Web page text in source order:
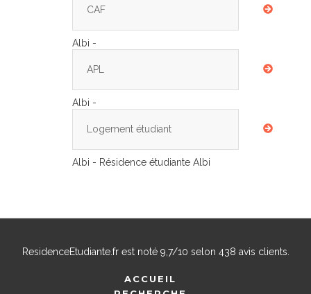
CAF
Albi -
APL
Albi -
Logement étudiant
Albi - Résidence étudiante Albi
ResidenceEtudiante.frest noté 9,7/10 selon 438 avis clients.
ACCUEIL